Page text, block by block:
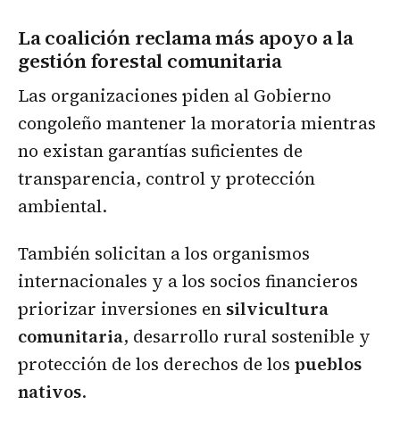
La coalición reclama más apoyo a la
gestión forestal comunitaria
Las organizaciones piden al Gobierno
congoleño mantener la moratoria mientras
no existan garantías suficientes de
transparencia, control y protección
ambiental.
También solicitan a los organismos
internacionales y a los socios financieros
priorizar inversiones en silvicultura
comunitaria, desarrollo rural sostenible y
protección de los derechos de los pueblos
nativos.